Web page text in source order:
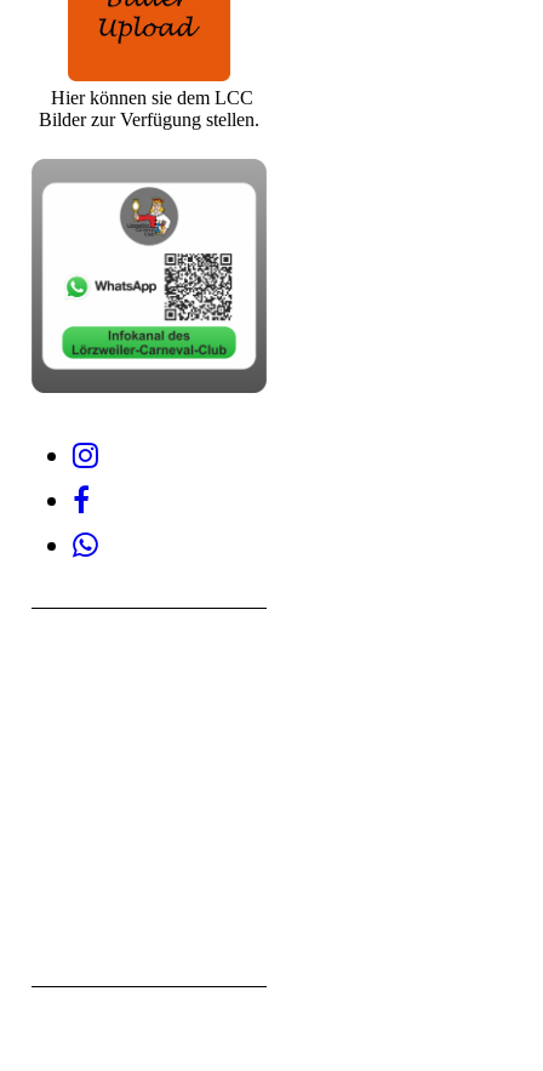
Hier können sie dem LCC
Bilder zur Verfügung stellen.